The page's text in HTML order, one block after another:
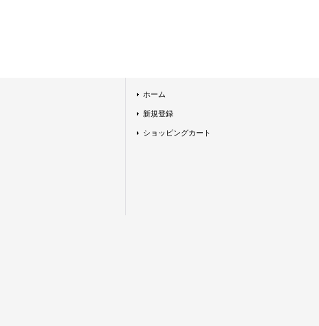
ホーム
新規登録
ショッピングカート